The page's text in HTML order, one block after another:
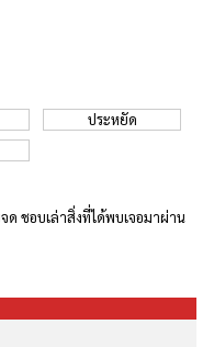
ประหยัด
ด ชอบเล่าสิ่งที่ได้พบเจอมาผ่าน